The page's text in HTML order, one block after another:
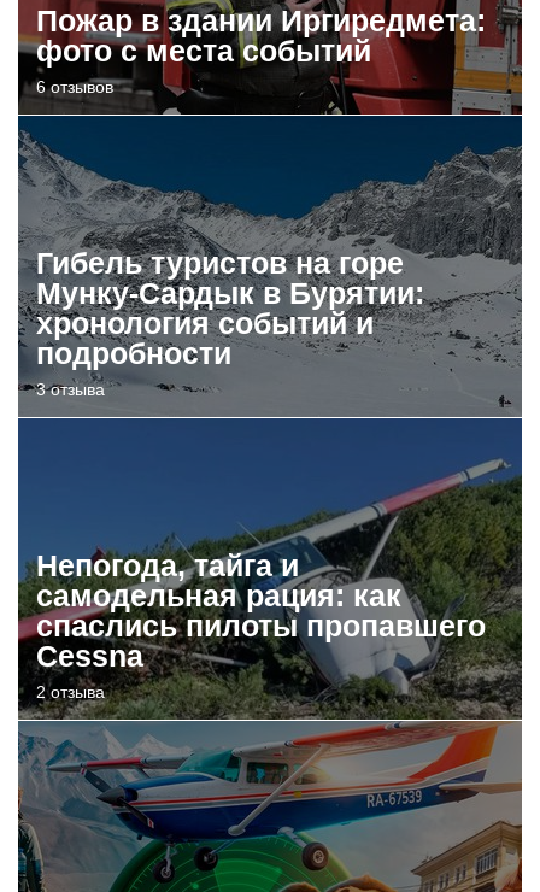
Пожар в здании Иргиредмета:
фото с места событий
6 отзывов
Гибель туристов на горе
Мунку-Сардык в Бурятии:
хронология событий и
подробности
3 отзыва
Непогода, тайга и
самодельная рация: как
спаслись пилоты пропавшего
Cessna
2 отзыва